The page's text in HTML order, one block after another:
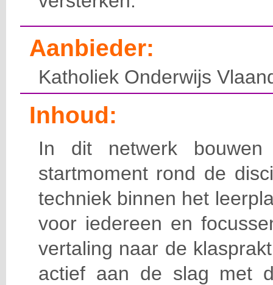
Aanbieder:
Katholiek Onderwijs
Inhoud:
In dit netwerk
startmoment rond de
techniek binnen het
voor iedereen en
vertaling naar de
actief aan de slag met